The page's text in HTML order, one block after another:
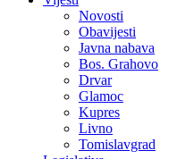
Novosti
Obavijesti
Javna nabava
Bos. Grahovo
Drvar
Glamoc
Kupres
Livno
Tomislavgrad